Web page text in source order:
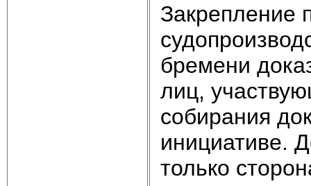
Закрепление
бремени
лиц,
собирания
инициативе.
только